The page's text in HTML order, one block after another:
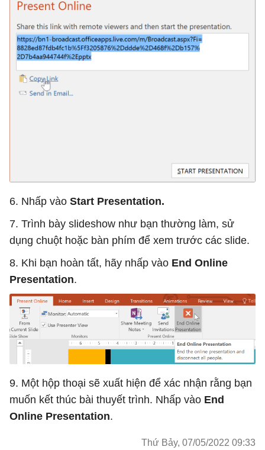
6. Nhấp vào Start Presentation.
7. Trình bày slideshow như bạn thường làm, sử
dụng chuột hoặc bàn phím để xem trước các slide.
8. Khi bạn hoàn tất, hãy nhấp vào End Online
Presentation.
9. Một hộp thoại sẽ xuất hiện để xác nhận rằng bạn
muốn kết thúc bài thuyết trình. Nhấp vào End
Online Presentation.
Thứ Bảy, 07/05/2022 09:33